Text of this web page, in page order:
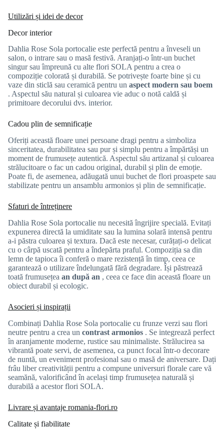
Utilizări și idei de decor
Decor interior
Dahlia Rose Sola portocalie este perfectă pentru a înveseli un
salon, o intrare sau o masă festivă. Aranjați-o într-un buchet
singur sau împreună cu alte flori SOLA pentru a crea o
compoziție colorată și durabilă. Se potrivește foarte bine și cu
vaze din sticlă sau ceramică pentru un aspect modern sau boem
. Aspectul său natural și culoarea vie aduc o notă caldă și
primitoare decorului dvs. interior.
Cadou plin de semnificație
Oferiți această floare unei persoane dragi pentru a simboliza
sinceritatea, durabilitatea sau pur și simplu pentru a împărtăși un
moment de frumusețe autentică. Aspectul său artizanal și culoarea
strălucitoare o fac un cadou original, durabil și plin de emoție.
Poate fi, de asemenea, adăugată unui buchet de flori proaspete sau
stabilizate pentru un ansamblu armonios și plin de semnificație.
Sfaturi de întreținere
Dahlia Rose Sola portocalie nu necesită îngrijire specială. Evitați
expunerea directă la umiditate sau la lumina solară intensă pentru
a-i păstra culoarea și textura. Dacă este necesar, curățați-o delicat
cu o cârpă uscată pentru a îndepărta praful. Compoziția sa din
lemn de tapioca îi conferă o mare rezistență în timp, ceea ce
garantează o utilizare îndelungată fără degradare. Își păstrează
toată frumusețea an după an , ceea ce face din această floare un
obiect durabil și ecologic.
Asocieri și inspirații
Combinați Dahlia Rose Sola portocalie cu frunze verzi sau flori
neutre pentru a crea un contrast armonios . Se integrează perfect
în aranjamente moderne, rustice sau minimaliste. Strălucirea sa
vibrantă poate servi, de asemenea, ca punct focal într-o decorare
de nuntă, un eveniment profesional sau o masă de aniversare. Dați
frâu liber creativității pentru a compune universuri florale care vă
seamănă, valorificând în același timp frumusețea naturală și
durabilă a acestor flori SOLA.
Livrare și avantaje romania-flori.ro
Calitate și fiabilitate